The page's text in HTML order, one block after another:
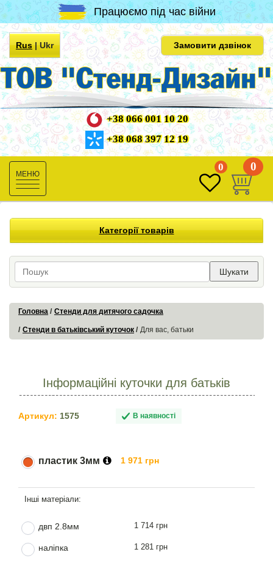
Працюємо під час війни
Rus|Ukr Замовити дзвінок
+38 066 001 10 20
+38 068 397 12 19
Toggle
navigation
0 0
Категорії товарів
Шукати
Головна Стенди для дитячого садочка
Стенди в батьківський куточок Для вас, батьки
Інформаційні куточки для батьків
Артикул: 1575 В наявності
пластик 3мм 1 971 грн
двп 2.8мм 1 714 грн
наліпка 1 281 грн